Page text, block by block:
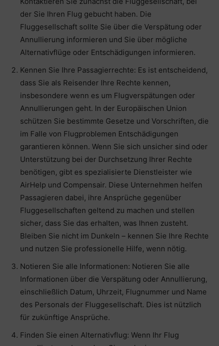
der Sie Ihren Flug gebucht haben. Die
Fluggesellschaft sollte Sie über die Verspätung oder
Annullierung informieren und Sie über mögliche
Alternativflüge oder Entschädigungen informieren.
Kennen Sie Ihre Passagierrechte: Es ist entscheidend,
dass Sie als Reisender Ihre Rechte kennen,
insbesondere wenn es um Flugverspätungen oder
Annullierungen geht. In der Europäischen Union
schützen Sie bestimmte Gesetze und Vorschriften, die
im Falle von Flugproblemen Entschädigungen
garantieren können. Wenn Sie sich unsicher sind oder
Unterstützung bei der Durchsetzung Ihrer Rechte
benötigen, gibt es spezialisierte Dienstleister wie
AirHelp und Compensair. Diese Unternehmen helfen
Passagieren dabei, ihre Ansprüche gegenüber
Fluggesellschaften geltend zu machen und stellen
sicher, dass Sie das erhalten, was Ihnen zusteht.
Bleiben Sie nicht im Dunkeln – kennen Sie Ihre Rechte
und nutzen Sie professionelle Hilfe, wenn nötig.
Notieren Sie alle Informationen: Notieren Sie alle
Informationen über die Verspätung oder Annullierung,
einschließlich Datum, Uhrzeit, Flugnummer und Name
des Personals der Fluggesellschaft. Dies ist nützlich
für zukünftige Ansprüche.
Finden Sie einen Alternativflug: Wenn Ihr Flug